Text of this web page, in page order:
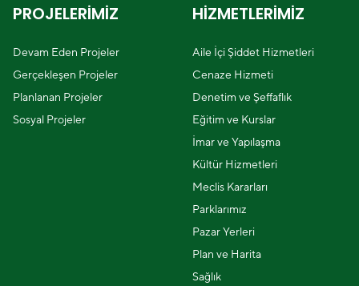
PROJELERİMİZ
Devam Eden Projeler
Gerçekleşen Projeler
Planlanan Projeler
Sosyal Projeler
HİZMETLERİMİZ
Aile İçi Şiddet Hizmetleri
Cenaze Hizmeti
Denetim ve Şeffaflık
Eğitim ve Kurslar
İmar ve Yapılaşma
Kültür Hizmetleri
Meclis Kararları
Parklarımız
Pazar Yerleri
Plan ve Harita
Sağlık